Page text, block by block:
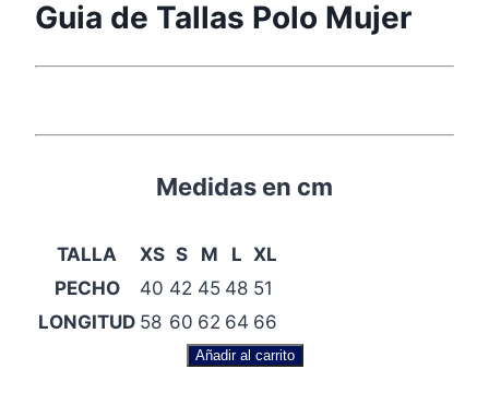
Guia de Tallas Polo Mujer
Medidas en cm
TALLA XS S M L XL
PECHO
40 42 45 48 51
LONGITUD 58 60 62 64 66
Polo
Añadir al carrito